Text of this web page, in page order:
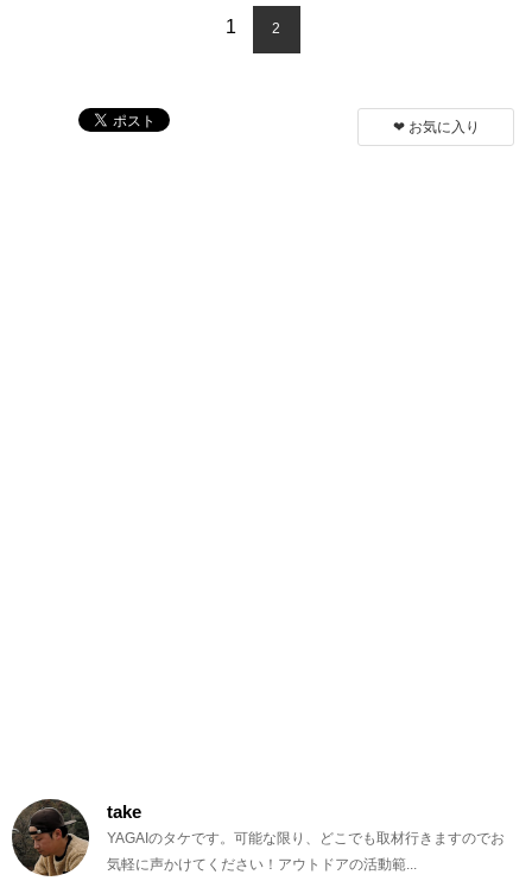
1 2
❤︎ お気に入り
take
YAGAIのタケです。可能な限り、どこでも取材行きますのでお
気軽に声かけてください！アウトドアの活動範...